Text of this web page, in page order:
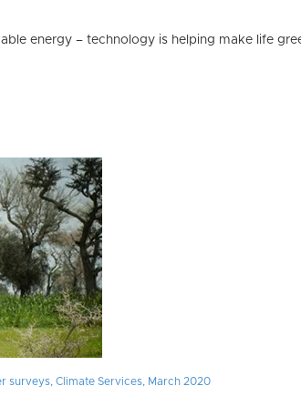
energy – technology is helping make life
surveys, Climate Services, March 2020